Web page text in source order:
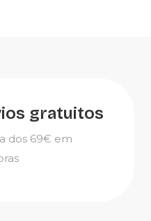
gratuitos
dos 69€ em